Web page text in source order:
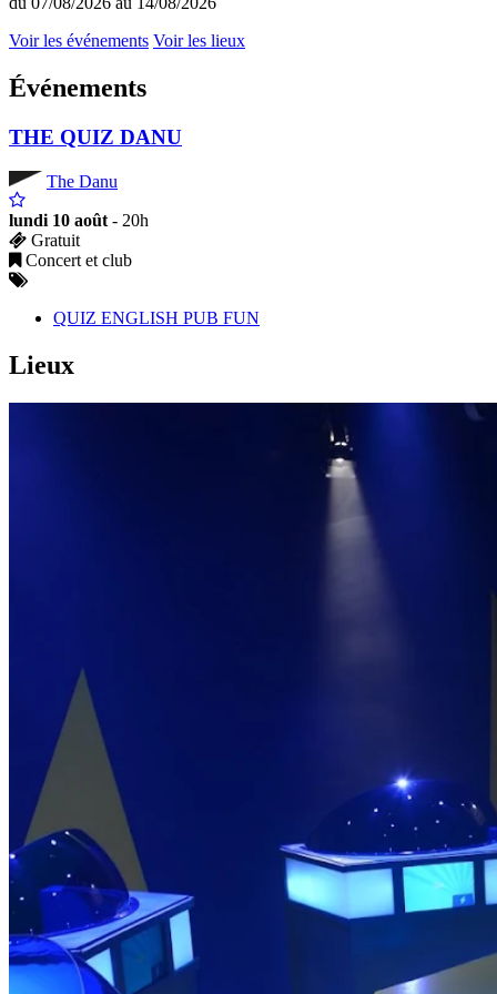
Voir les événements Voir les lieux
Événements
THE QUIZ DANU
The Danu
lundi 10 août - 20h
Gratuit
Concert et club
QUIZ ENGLISH PUB FUN
Lieux